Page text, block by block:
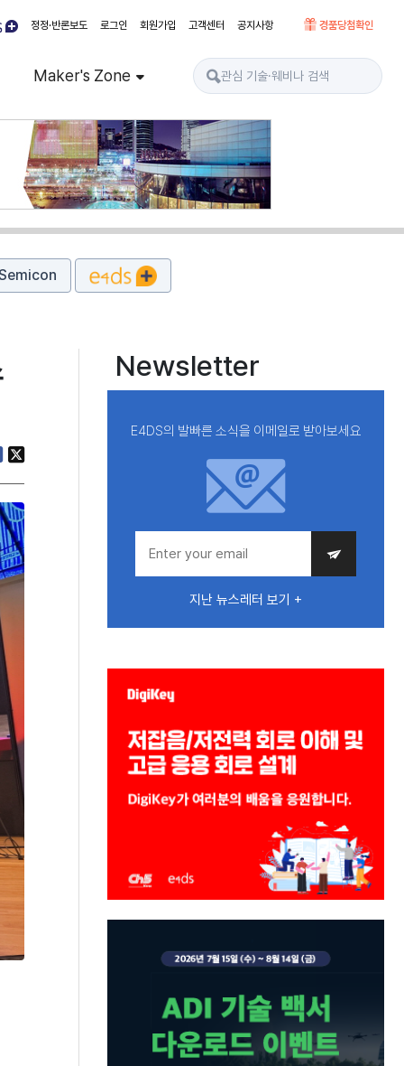
정정·반론보도 로그인 회원가입 고객센터 공지사항 경품당첨확인
Maker's Zone
Newsletter
E4DS의 발빠른 소식을 이메일로 받아보세요
지난 뉴스레터 보기 +